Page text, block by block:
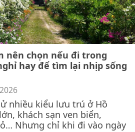
nên chọn nếu đi trong
hay để tìm lại nhịp sống
nhiều kiểu lưu trú ở Hồ
khách sạn ven biển,
Nhưng chỉ khi đi vào ngày